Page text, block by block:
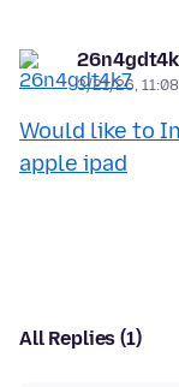
3/21/26, 11:08
Would like to
apple ipad
All Replies (1)